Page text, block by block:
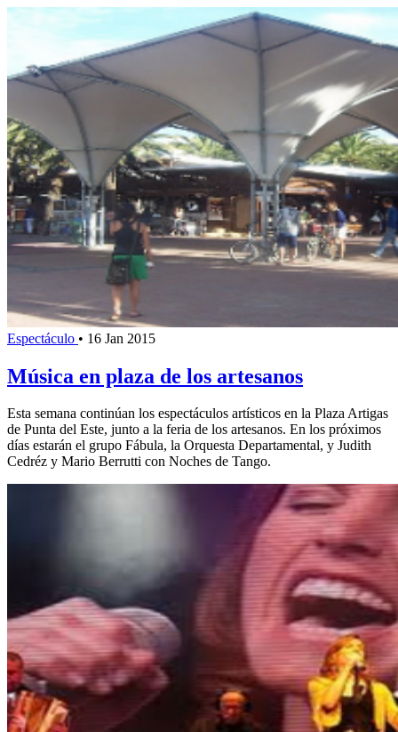
Espectáculo • 16 Jan 2015
Música en plaza de los artesanos
Esta semana continúan los espectáculos artísticos en la Plaza Artigas
de Punta del Este, junto a la feria de los artesanos. En los próximos
días estarán el grupo Fábula, la Orquesta Departamental, y Judith
Cedréz y Mario Berrutti con Noches de Tango.